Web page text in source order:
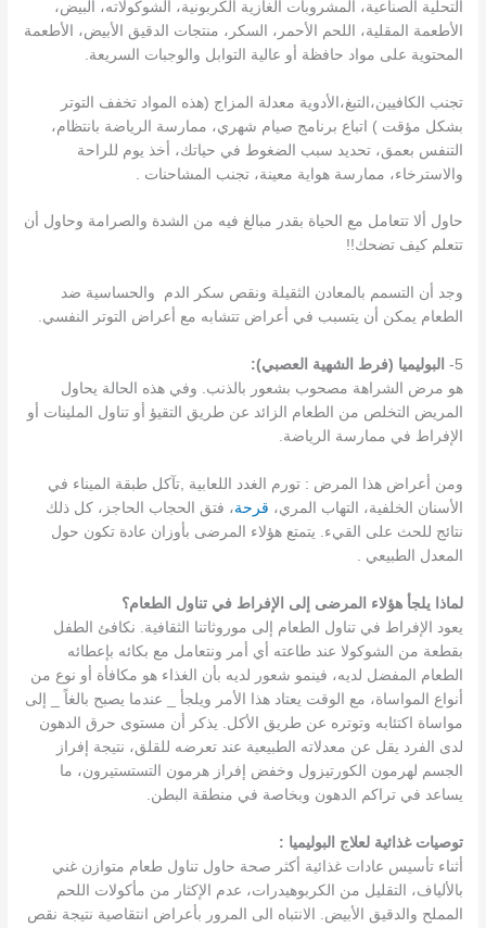
التحلية الصناعية، المشروبات الغازية الكربونية، الشوكولاته، البيض،
الأطعمة المقلية، اللحم الأحمر، السكر، منتجات الدقيق الأبيض، الأطعمة
المحتوية على مواد حافظة أو عالية التوابل والوجبات السريعة.
تجنب الكافيين،التبغ،الأدوية معدلة المزاج (هذه المواد تخفف التوتر
بشكل مؤقت ) اتباع برنامج صيام شهري، ممارسة الرياضة بانتظام،
التنفس بعمق، تحديد سبب الضغوط في حياتك، أخذ يوم للراحة
والاسترخاء، ممارسة هواية معينة، تجنب المشاحنات .
حاول ألا تتعامل مع الحياة بقدر مبالغ فيه من الشدة والصرامة وحاول أن
تتعلم كيف تضحك!!
وجد أن التسمم بالمعادن الثقيلة ونقص سكر الدم والحساسية ضد
الطعام يمكن أن يتسبب في أعراض تتشابه مع أعراض التوتر النفسي.
5-
البوليميا (فرط الشهية العصبي):
هو مرض الشراهة مصحوب بشعور بالذنب. وفي هذه الحالة يحاول
المريض التخلص من الطعام الزائد عن طريق التقيؤ أو تناول الملينات أو
الإفراط في ممارسة الرياضة.
ومن أعراض هذا المرض : تورم الغدد اللعابية ,تآكل طبقة الميناء في
الأسنان الخلفية، التهاب المري، قرحة، فتق الحجاب الحاجز، كل ذلك
نتائج للحث على القيء. يتمتع هؤلاء المرضى بأوزان عادة تكون حول
المعدل الطبيعي .
لماذا يلجأ هؤلاء المرضى إلى الإفراط في تناول الطعام؟
يعود الإفراط في تناول الطعام إلى موروثاتنا الثقافية. نكافئ الطفل
بقطعة من الشوكولا عند طاعته أي أمر ونتعامل مع بكائه بإعطائه
الطعام المفضل لديه، فينمو شعور لديه بأن الغذاء هو مكافأة أو نوع من
أنواع المواساة، مع الوقت يعتاد هذا الأمر ويلجأ _ عندما يصبح بالغاً _ إلى
مواساة اكتئابه وتوتره عن طريق الأكل. يذكر أن مستوى حرق الدهون
لدى الفرد يقل عن معدلاته الطبيعية عند تعرضه للقلق، نتيجة إفراز
الجسم لهرمون الكورتيزول وخفض إفراز هرمون التستستيرون، ما
يساعد في تراكم الدهون وبخاصة في منطقة البطن.
توصيات غذائية لعلاج البوليميا :
أثناء تأسيس عادات غذائية أكثر صحة حاول تناول طعام متوازن غني
بالألياف، التقليل من الكربوهيدرات، عدم الإكثار من مأكولات اللحم
المملح والدقيق الأبيض. الانتباه الى المرور بأعراض انتقاصية نتيجة نقص